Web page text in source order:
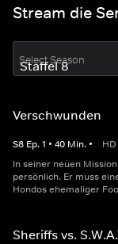
Stream die
Select Season
Verschwunden
S8 Ep.1 • 40 Min. • HD
In seiner neuen
persönlich. Er muss
Hondos ehemaliger
Sheriffs vs.